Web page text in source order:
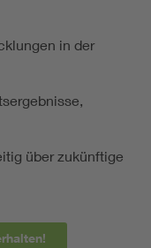
in der
über zukünftige